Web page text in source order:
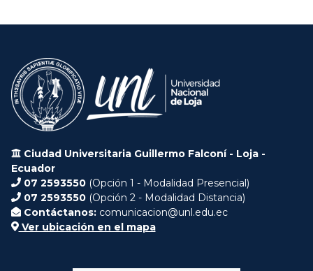
Ciudad Universitaria Guillermo Falconí - Loja -
Ecuador
07 2593550 (Opción 1 - Modalidad Presencial)
07 2593550 (Opción 2 - Modalidad Distancia)
Contáctanos: comunicacion@unl.edu.ec
Ver ubicación en el mapa